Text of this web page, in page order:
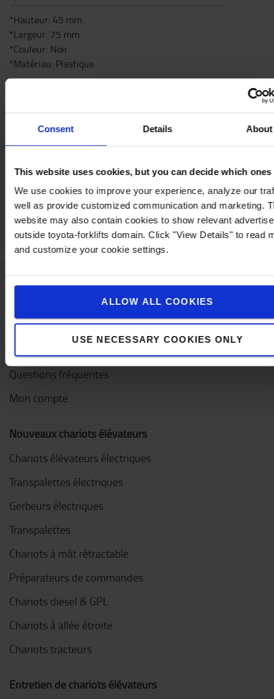
Consent Details About
This website uses cookies, but you can decide which ones
We use cookies to improve your experience, analyze our
well as provide customized communication and marketing.
website may also contain cookies to show relevant
outside toyota-forklifts domain. Click "View Details" to read
and customize your cookie settings.
ALLOW ALL COOKIES
USE NECESSARY COOKIES ONLY
*Hauteur: 45 mm
*Largeur: 75 mm
*Couleur: Noir
*Matériau: Plastique
Contactez-nous
Contactez-nous
Questions fréquentes
Mon compte
Nouveaux chariots élévateurs
Chariots élévateurs électriques
Transpalettes électriques
Gerbeurs électriques
Transpalettes
Chariots à mât rétractable
Préparateurs de commandes
Chariots diesel & GPL
Chariots à allée étroite
Chariots tracteurs
Entretien de chariots élévateurs